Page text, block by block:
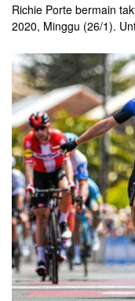
Richie Porte bermain
2020, Minggu (26/1).
ini, bintang Trek-